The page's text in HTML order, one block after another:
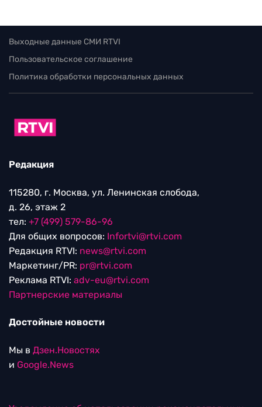
Выходные данные СМИ RTVI
Пользовательское соглашение
Политика обработки персональных данных
Редакция
115280, г. Москва, ул. Ленинская слобода,
д. 26, этаж 2
тел: +7 (499) 579-86-96
Для общих вопросов: Infortvi@rtvi.com
Редакция RTVI: news@rtvi.com
Маркетинг/PR: pr@rtvi.com
Реклама RTVI: adv-eu@rtvi.com
Партнерские материалы
Достойные новости
Мы в Дзен.Новостях
и Google.News